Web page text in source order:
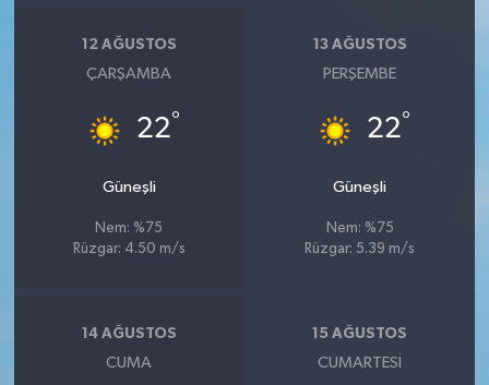
12 AĞUSTOS
ÇARŞAMBA
22°
Güneşli
Nem: %75
Rüzgar: 4.50 m/s
13 AĞUSTOS
PERŞEMBE
22°
Güneşli
Nem: %75
Rüzgar: 5.39 m/s
14 AĞUSTOS
CUMA
15 AĞUSTOS
CUMARTESI